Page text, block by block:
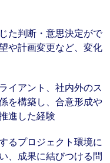
た判断・意思決定がで
や計画変更など、変化
イアント、社内外のス
を構築し、合意形成や
進した経験
るプロジェクト環境に
、成果に結びつける問